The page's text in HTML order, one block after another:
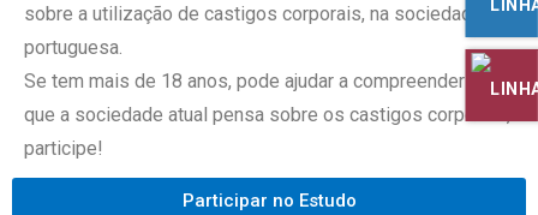
sobre a utilização de castigos corporais, na sociedade
portuguesa.
Se tem mais de 18 anos, pode ajudar a compreender o
que a sociedade atual pensa sobre os castigos corporais,
participe!
Participar no Estudo